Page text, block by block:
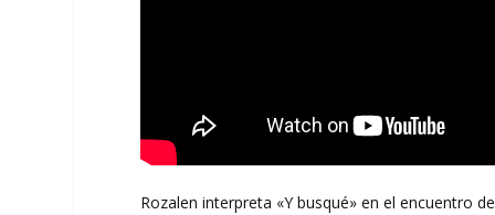
Rozalen interpreta «Y busqué» en el encuentro